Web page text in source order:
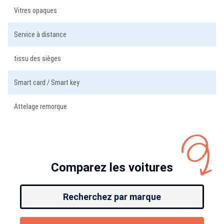
Vitres opaques
Service à distance
tissu des sièges
Smart card / Smart key
Attelage remorque
Comparez les voitures
Recherchez par marque